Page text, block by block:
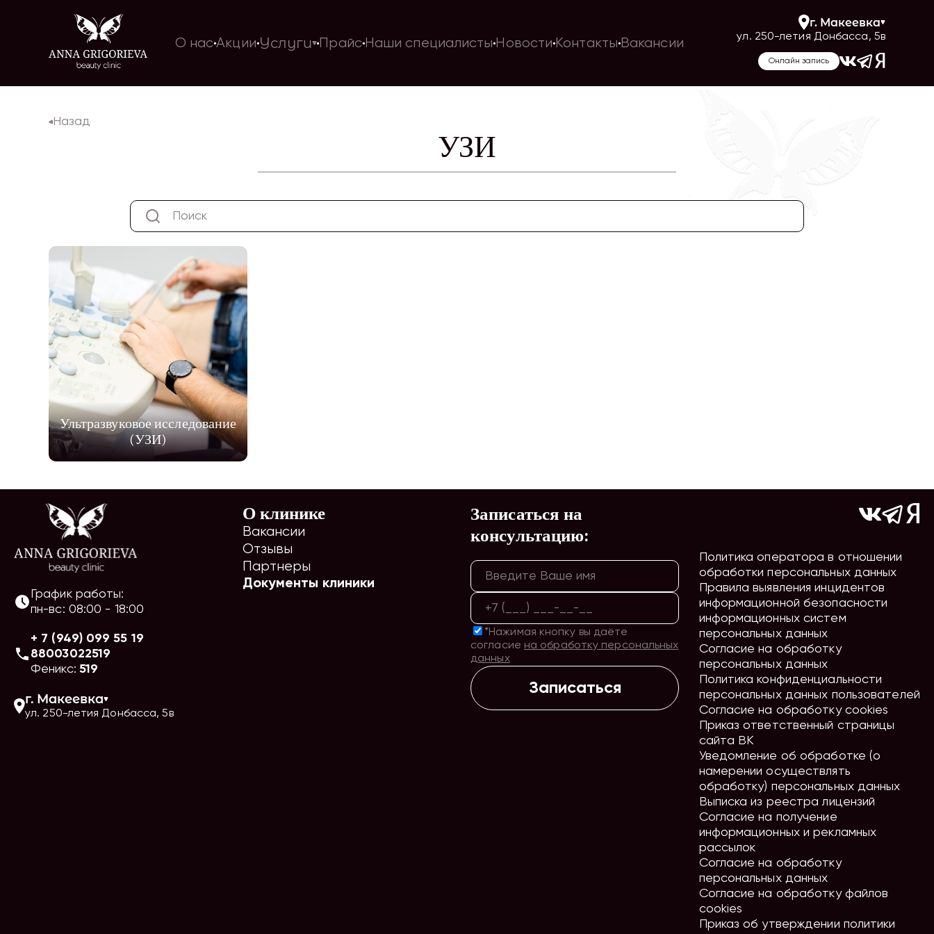
О насАкции Услуги ПрайсНаши специалисты Новости Контакты Вакансии
г. Макеевка
ул. 250-летия Донбасса, 5в
Онлайн запись
Назад
УЗИ
Ультразвуковое исследование
(УЗИ)
График работы:
пн-вс: 08:00 - 18:00
+ 7 (949) 099 55 19
88003022519
Феникс: 519
г. Макеевка
ул. 250-летия Донбасса, 5в
О клинике
Вакансии
Отзывы
Партнеры
Документы клиники
Записаться на
консультацию:
*Нажимая кнопку вы даёте
согласие на обработку персональных
данных
Записаться
Политика оператора в отношении
обработки персональных данных
Правила выявления инцидентов
информационной безопасности
информационных систем
персональных данных
Согласие на обработку
персональных данных
Политика конфиденциальности
персональных данных пользователей
Согласие на обработку cookies
Приказ ответственный страницы
сайта ВК
Уведомление об обработке (о
намерении осуществлять
обработку) персональных данных
Выписка из реестра лицензий
Согласие на получение
информационных и рекламных
рассылок
Согласие на обработку
персональных данных
Согласие на обработку файлов
cookies
Приказ об утверждении политики